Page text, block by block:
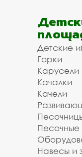
Детские
Горки
Карусели
Качалки
Качели
Песочные
Навесы и